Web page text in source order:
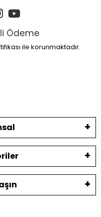
Ödeme
ile korunmaktadır.